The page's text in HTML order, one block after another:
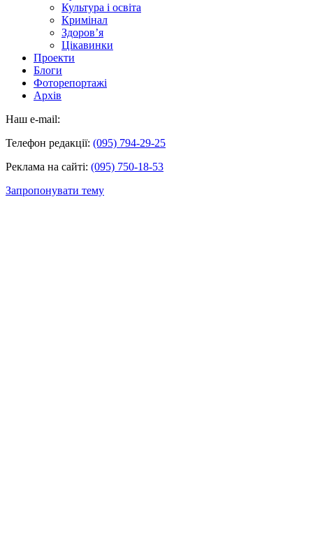
Культура і освіта
Кримінал
Здоров’я
Цікавинки
Проекти
Блоги
Фоторепортажі
Архів
Наш e-mail:
Телефон редакції: (095) 794-29-25
Реклама на сайті: (095) 750-18-53
Запропонувати тему